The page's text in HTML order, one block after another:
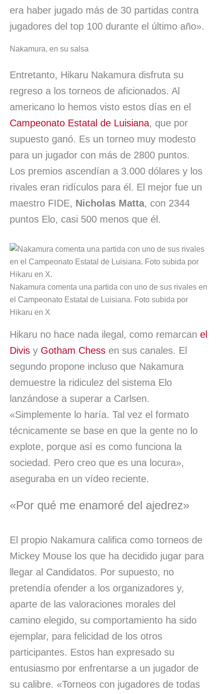
era haber jugado más de 30 partidas contra
jugadores del top 100 durante el último año».
Nakamura, en su salsa
Entretanto, Hikaru Nakamura disfruta su
regreso a los torneos de aficionados. Al
americano lo hemos visto estos días en el
Campeonato Estatal de Luisiana, que por
supuesto ganó. Es un torneo muy modesto
para un jugador con más de 2800 puntos.
Los premios ascendían a 3.000 dólares y los
rivales eran ridículos para él. El mejor fue un
maestro FIDE, Nicholas Matta, con 2344
puntos Elo, casi 500 menos que él.
Nakamura comenta una partida con uno de sus rivales en
el Campeonato Estatal de Luisiana. Foto subida por
Hikaru en X
Hikaru no hace nada ilegal, como remarcan el
Divis y Gotham Chess en sus canales. El
segundo propone incluso que Nakamura
demuestre la ridiculez del sistema Elo
lanzándose a superar a Carlsen.
«Simplemente lo haría. Tal vez el formato
técnicamente se base en que la gente no lo
explote, porque así es como funciona la
sociedad. Pero creo que es una locura»,
aseguraba en un vídeo reciente.
«Por qué me enamoré del ajedrez»
El propio Nakamura califica como torneos de
Mickey Mouse los que ha decidido jugar para
llegar al Candidatos. Por supuesto, no
pretendía ofender a los organizadores y,
aparte de las valoraciones morales del
camino elegido, su comportamiento ha sido
ejemplar, para felicidad de los otros
participantes. Estos han expresado su
entusiasmo por enfrentarse a un jugador de
su calibre. «Torneos con jugadores de todas